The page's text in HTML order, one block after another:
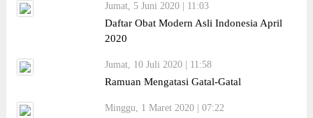
Jumat, 5 Juni 2020 | 11:03
Daftar Obat Modern Asli Indonesia April
2020
Jumat, 10 Juli 2020 | 11:58
Ramuan Mengatasi Gatal-Gatal
Minggu, 1 Maret 2020 | 07:22